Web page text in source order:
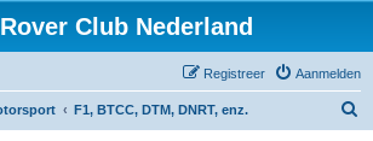
Club Nederland
Aanmelden
Registreer
F1, BTCC, DTM, DNRT, enz.